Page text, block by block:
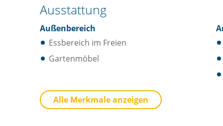
Ausstattung
Außenbereich
Essbereich im Freien
Gartenmöbel
Küche
Besteck / Utensilien
Alle Merkmale anzeigen